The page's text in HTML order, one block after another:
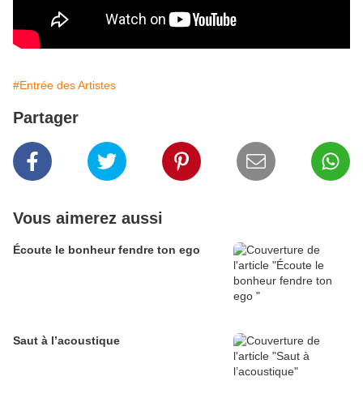
#Entrée des Artistes
Partager
Vous aimerez aussi
Écoute le bonheur fendre ton ego
Saut à l’acoustique